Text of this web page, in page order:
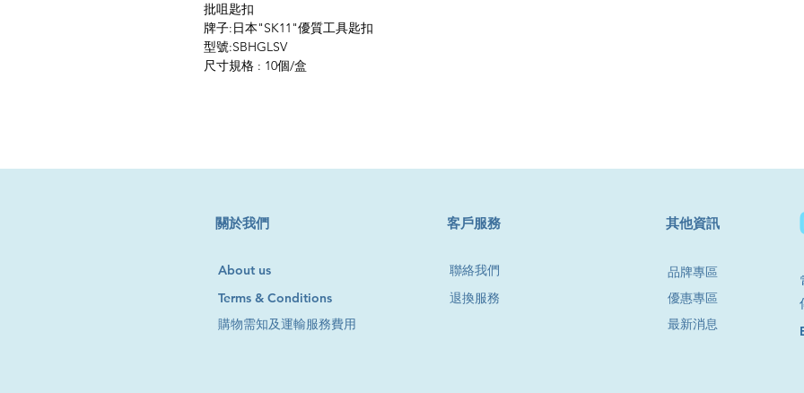
批咀匙扣
牌子:日本"SK11"優質工具匙扣
型號:SBHGLSV
尺寸規格 : 10個/盒
​關於我們
About us
Terms & Conditions
​客戶服務
聯絡我們
退換服務
購物需知及運輸服務費用
其他資訊
品牌專區
優惠專區
最新消息